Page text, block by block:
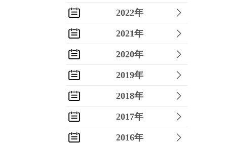
2022年
2021年
2020年
2019年
2018年
2017年
2016年